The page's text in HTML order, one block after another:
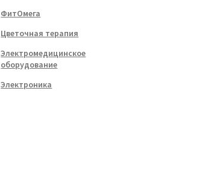
ФитОмега
Цветочная терапия
Электромедицинское
оборудование
Электроника